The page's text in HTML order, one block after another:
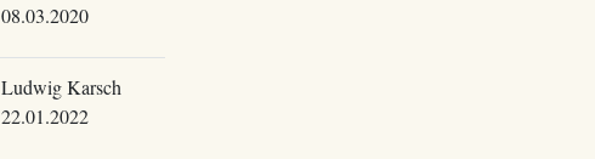
08.03.2020
Ludwig Karsch
22.01.2022